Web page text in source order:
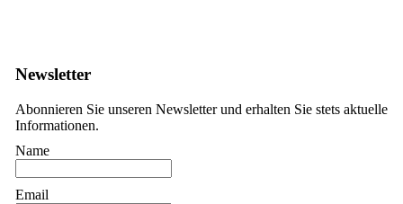
Newsletter
Abonnieren Sie unseren Newsletter und erhalten Sie stets aktuelle
Informationen.
Name
Email